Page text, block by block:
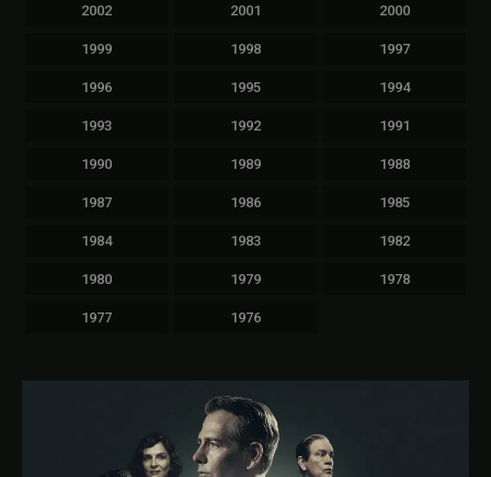
2002 2001 2000
1999 1998 1997
1996 1995 1994
1993 1992 1991
1990 1989 1988
1987 1986 1985
1984 1983 1982
1980 1979 1978
1977 1976